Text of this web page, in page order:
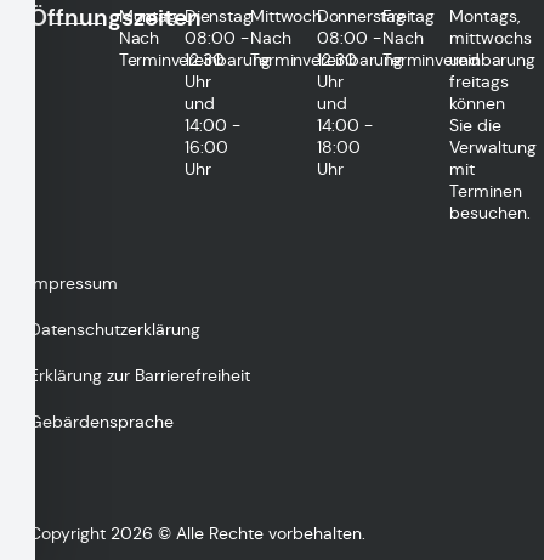
Öffnungszeiten
Montag
Nach
Terminvereinbarung
Dienstag
08:00 -
12:30
Uhr
und
14:00 -
16:00
Uhr
Mittwoch
Nach
Terminvereinbarung
Donnerstag
08:00 -
12:30
Uhr
und
14:00 -
18:00
Uhr
Freitag
Nach
Terminvereinbarung
Montags,
mittwochs
und
freitags
können
Sie die
Verwaltung
mit
Terminen
besuchen.
Impressum
Datenschutzerklärung
Erklärung zur Barrierefreiheit
Gebärdensprache
Copyright 2026 © Alle Rechte vorbehalten.